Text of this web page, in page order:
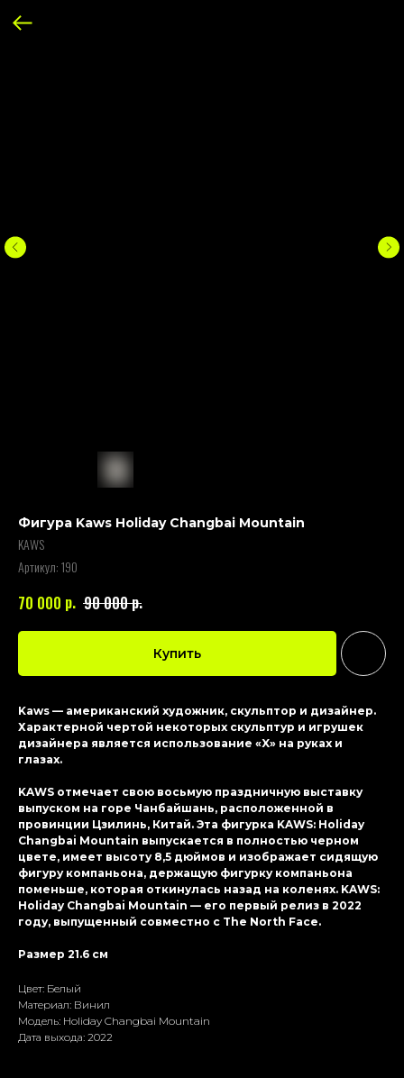
Фигура Kaws Holiday Changbai Mountain
KAWS
Артикул:190
70 000 р. 90 000р.
Купить
Kaws — американский художник, скульптор и дизайнер.
Характерной чертой некоторых скульптур и игрушек
дизайнера является использование «X» на руках и
глазах.
KAWS отмечает свою восьмую праздничную выставку
выпуском на горе Чанбайшань, расположенной в
провинции Цзилинь, Китай. Эта фигурка KAWS: Holiday
Changbai Mountain выпускается в полностью черном
цвете, имеет высоту 8,5 дюймов и изображает сидящую
фигуру компаньона, держащую фигурку компаньона
поменьше, которая откинулась назад на коленях. KAWS:
Holiday Changbai Mountain — его первый релиз в 2022
году, выпущенный совместно с The North Face.
Размер 21.6 см
Цвет: Белый
Материал: Винил
Модель: Holiday Changbai Mountain
Дата выхода: 2022